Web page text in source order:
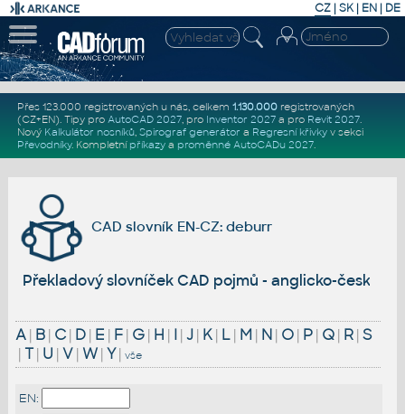
CZ | SK| EN | DE
Přes 123.000 registrovaných u nás, celkem 1.130.000registrovaných
(CZ+EN). Tipy pro AutoCAD 2027, pro Inventor 2027a pro Revit 2027.
Nový Kalkulátor nosníků, Spirograf generátor a Regresní křivkyv sekci
Převodníky. Kompletní příkazya proměnné AutoCADu 2027.
CAD slovník EN-CZ: deburr
Překladový slovníček CAD pojmů - anglicko-český
A| B| C| D| E | F| G| H | I| J| K| L| M| N| O| P| Q| R| S
| T| U | V| W| Y| vše
EN: